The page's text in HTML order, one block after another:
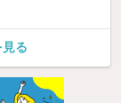
る